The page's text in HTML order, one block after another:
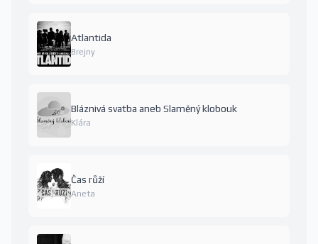
Atlantida
Brejny
Bláznivá svatba aneb Slaměný klobouk
Klára
Čas růží
Aneta